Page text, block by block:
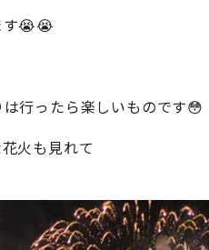
す😭😭
行ったら楽しいものです😳
火も見れて